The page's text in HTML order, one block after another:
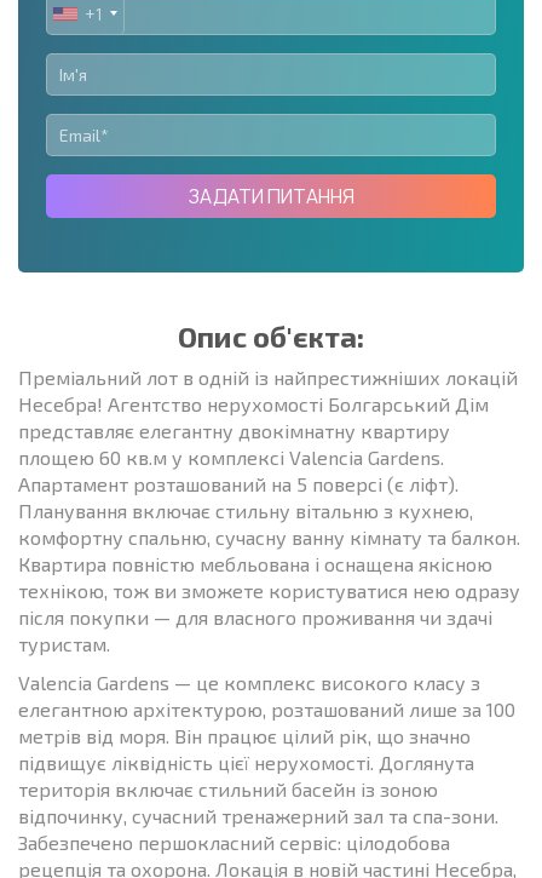
UNITED
STATES
+1
+1
ЗАДАТИ ПИТАННЯ
Опис об'єкта:
Преміальний лот в одній із найпрестижніших локацій
Несебра! Агентство нерухомості Болгарський Дім
представляє елегантну двокімнатну квартиру
площею 60 кв.м у комплексі Valencia Gardens.
Апартамент розташований на 5 поверсі (є ліфт).
Планування включає стильну вітальню з кухнею,
комфортну спальню, сучасну ванну кімнату та балкон.
Квартира повністю мебльована і оснащена якісною
технікою, тож ви зможете користуватися нею одразу
після покупки — для власного проживання чи здачі
туристам.
Valencia Gardens — це комплекс високого класу з
елегантною архітектурою, розташований лише за 100
метрів від моря. Він працює цілий рік, що значно
підвищує ліквідність цієї нерухомості. Доглянута
територія включає стильний басейн із зоною
відпочинку, сучасний тренажерний зал та спа-зони.
Забезпечено першокласний сервіс: цілодобова
рецепція та охорона. Локація в новій частині Несебра,